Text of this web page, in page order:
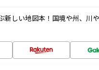
新しい地図本！国境や州、川